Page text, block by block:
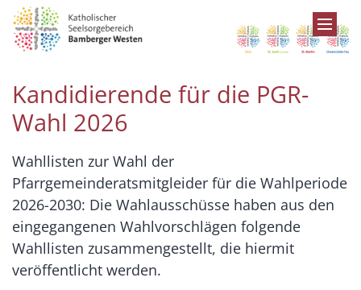
Zum Inhalt springen
Kandidierende für die PGR-
Wahl 2026
Wahllisten zur Wahl der
Pfarrgemeinderatsmitgleider für die Wahlperiode
2026-2030: Die Wahlausschüsse haben aus den
eingegangenen Wahlvorschlägen folgende
Wahllisten zusammengestellt, die hiermit
veröffentlicht werden.